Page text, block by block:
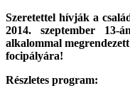
Szeretettel hívják a
2014. szeptember 13-
alkalommal
focipályára!
Részletes program: